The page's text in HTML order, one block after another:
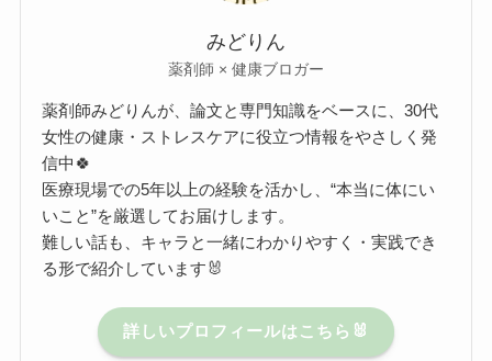
みどりん
薬剤師 × 健康ブロガー
薬剤師みどりんが、論文と専門知識をベースに、30代
女性の健康・ストレスケアに役立つ情報をやさしく発
信中🍀
医療現場での5年以上の経験を活かし、“本当に体にい
いこと”を厳選してお届けします。
難しい話も、キャラと一緒にわかりやすく・実践でき
る形で紹介しています🐰
詳しいプロフィールはこちら🐰